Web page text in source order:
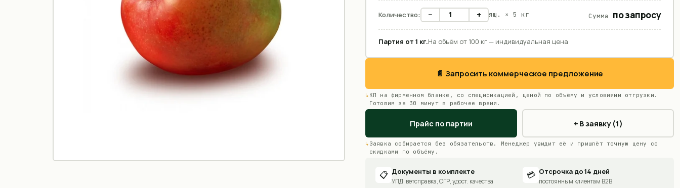
Количество: − + ящ. × 5 кг Сумма по запросу
Партия от 1 кг.На объём от 100 кг — индивидуальная цена
📄 Запросить коммерческое предложение
КП на фирменном бланке, со спецификацией, ценой по объёму и условиями отгрузки.
Готовим за 30 минут в рабочее время.
Прайс по партии + В заявку (1)
Заявка собирается без обязательств. Менеджер увидит её и пришлёт точную цену со
скидками по объёму.
📋 Документы в комплекте
УПД, ветсправка, СГР, удост. качества
💳 Отсрочка до 14 дней
постоянным клиентам B2B